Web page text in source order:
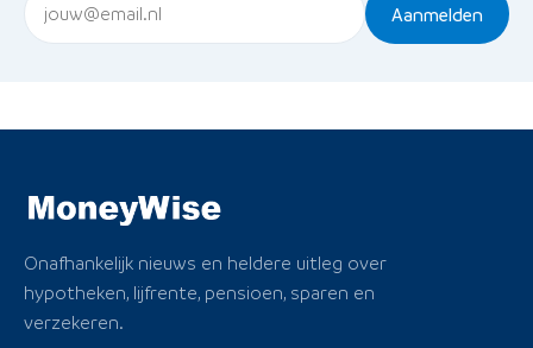
Aanmelden
Onafhankelijk nieuws en heldere uitleg over
hypotheken, lijfrente, pensioen, sparen en
verzekeren.